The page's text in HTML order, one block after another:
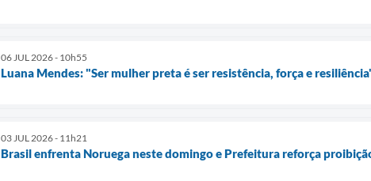
06 JUL 2026 - 10h55
Luana Mendes: "Ser mulher preta é ser resistência, força e
03 JUL 2026 - 11h21
Brasil enfrenta Noruega neste domingo e Prefeitura reforça